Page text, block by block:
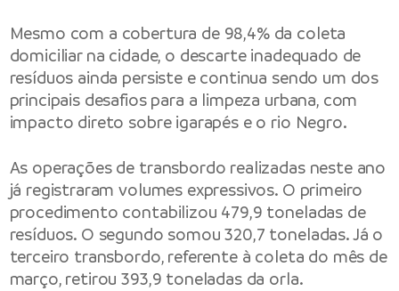
Mesmo com a cobertura de 98,4% da coleta
domiciliar na cidade, o descarte inadequado de
resíduos ainda persiste e continua sendo um dos
principais desafios para a limpeza urbana, com
impacto direto sobre igarapés e o rio Negro.
As operações de transbordo realizadas neste ano
já registraram volumes expressivos. O primeiro
procedimento contabilizou 479,9 toneladas de
resíduos. O segundo somou 320,7 toneladas. Já o
terceiro transbordo, referente à coleta do mês de
março, retirou 393,9 toneladas da orla.